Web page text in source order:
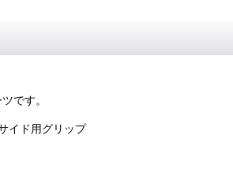
です。
イド用グリップ